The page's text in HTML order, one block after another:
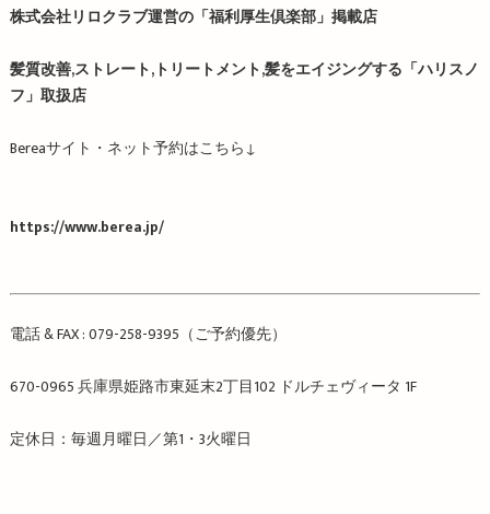
株式会社リロクラブ運営の「福利厚生倶楽部」掲載店
髪質改善,ストレート,トリートメント,髪をエイジングする「ハリスノ
フ」取扱店
Bereaサイト・ネット予約はこちら↓
https://www.berea.jp/
電話& FAX : 079-258-9395 （ご予約優先）
670-0965兵庫県姫路市東延末2丁目102 ドルチェヴィータ 1F
定休日：毎週月曜日／第1 ・ 3火曜日